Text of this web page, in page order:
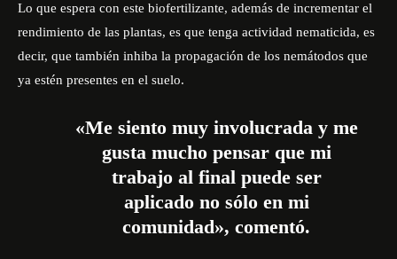
Lo que espera con este biofertilizante, además de incrementar el
rendimiento de las plantas, es que tenga actividad nematicida, es
decir, que también inhiba la propagación de los nemátodos que
ya estén presentes en el suelo.
«Me siento muy involucrada y me
gusta mucho pensar que mi
trabajo al final puede ser
aplicado no sólo en mi
comunidad», comentó.